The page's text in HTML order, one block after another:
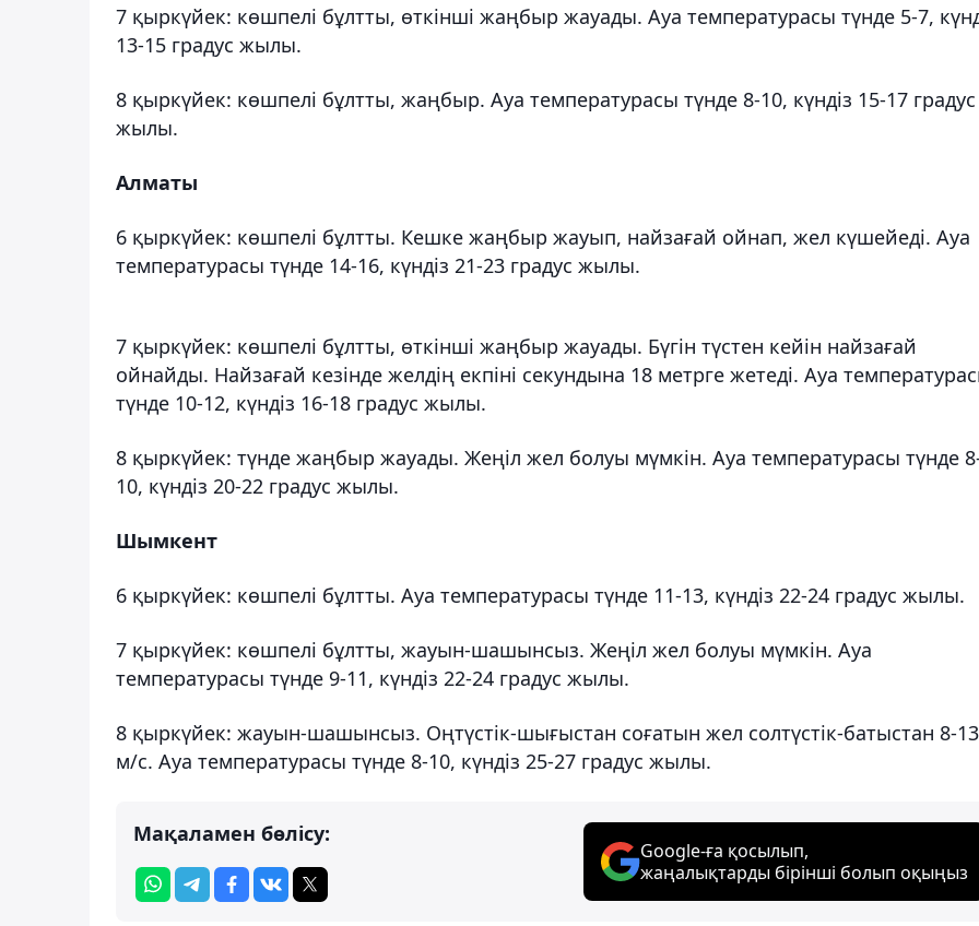
7 қыркүйек: көшпелі бұлтты, өткінші жаңбыр жауады. Ауа температурасы түнде 5-7,
13-15 градус жылы.
8 қыркүйек: көшпелі бұлтты, жаңбыр. Ауа температурасы түнде 8-10, күндіз 15-17 градус
жылы.
Алматы
6 қыркүйек: көшпелі бұлтты. Кешке жаңбыр жауып, найзағай ойнап, жел күшейеді. Ауа
температурасы түнде 14-16, күндіз 21-23 градус жылы.
7 қыркүйек: көшпелі бұлтты, өткінші жаңбыр жауады. Бүгін түстен кейін найзағай
ойнайды. Найзағай кезінде желдің екпіні секундына 18 метрге жетеді. Ауа
түнде 10-12, күндіз 16-18 градус жылы.
8 қыркүйек: түнде жаңбыр жауады. Жеңіл жел болуы мүмкін. Ауа температурасы түнде
10, күндіз 20-22 градус жылы.
Шымкент
6 қыркүйек: көшпелі бұлтты. Ауа температурасы түнде 11-13, күндіз 22-24 градус жылы.
7 қыркүйек: көшпелі бұлтты, жауын-шашынсыз. Жеңіл жел болуы мүмкін. Ауа
температурасы түнде 9-11, күндіз 22-24 градус жылы.
8 қыркүйек: жауын-шашынсыз. Оңтүстік-шығыстан соғатын жел солтүстік-батыстан 8-13
м/с. Ауа температурасы түнде 8-10, күндіз 25-27 градус жылы.
Мақаламен бөлісу:
Google-ға қосылып,
жаңалықтарды бірінші болып оқыңыз